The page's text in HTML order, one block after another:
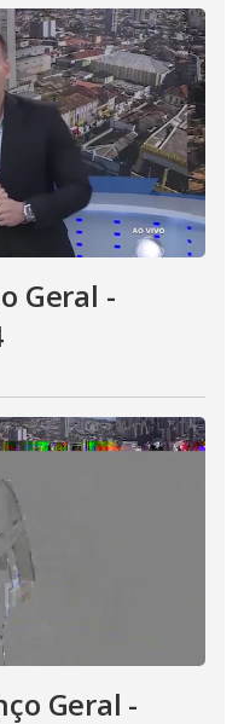
Geral -
Geral -